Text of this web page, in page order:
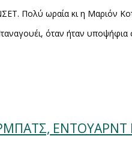
Πολύ ωραία κι η Μαριόν
όταν ήταν